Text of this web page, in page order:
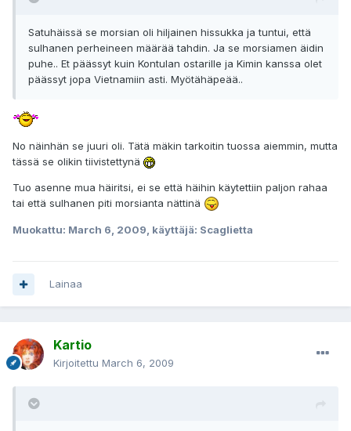
Satuhäissä se morsian oli hiljainen hissukka ja tuntui, että
sulhanen perheineen määrää tahdin. Ja se morsiamen äidin
puhe.. Et päässyt kuin Kontulan ostarille ja Kimin kanssa olet
päässyt jopa Vietnamiin asti. Myötähäpeää..
No näinhän se juuri oli. Tätä mäkin tarkoitin tuossa aiemmin, mutta
tässä se olikin tiivistettynä
Tuo asenne mua häiritsi, ei se että häihin käytettiin paljon rahaa
tai että sulhanen piti morsianta nättinä
Muokattu: March 6, 2009, käyttäjä: Scaglietta
Lainaa
Kartio
Kirjoitettu March 6, 2009